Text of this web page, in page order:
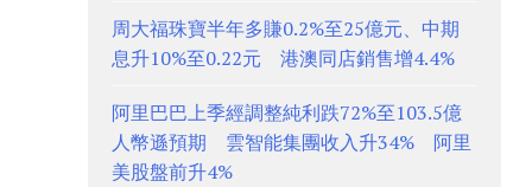
周大福珠寶半年多賺0.2%至25億元、中期
息升10%至0.22元 港澳同店銷售增4.4%
阿里巴巴上季經調整純利跌72%至103.5億
人幣遜預期 雲智能集團收入升34% 阿里
美股盤前升4%